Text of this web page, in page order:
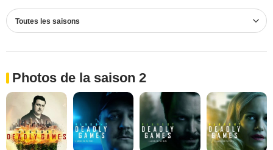
Toutes les saisons
Photos de la saison 2